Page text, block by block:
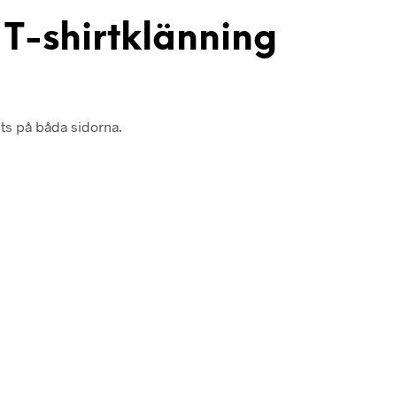
T-shirtklänning
på båda sidorna.